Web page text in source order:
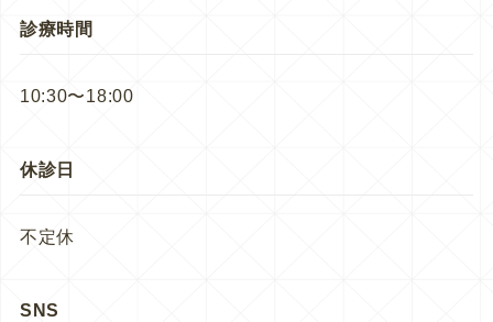
診療時間
10:30〜18:00
休診日
不定休
SNS